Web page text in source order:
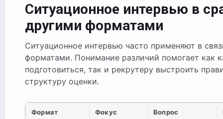
Ситуационное интервью в
другими форматами
Ситуационное интервью часто применяют в
форматами. Понимание различий помогает как
подготовиться, так и рекрутеру выстроить
структуру оценки.
Формат Фокус Вопрос